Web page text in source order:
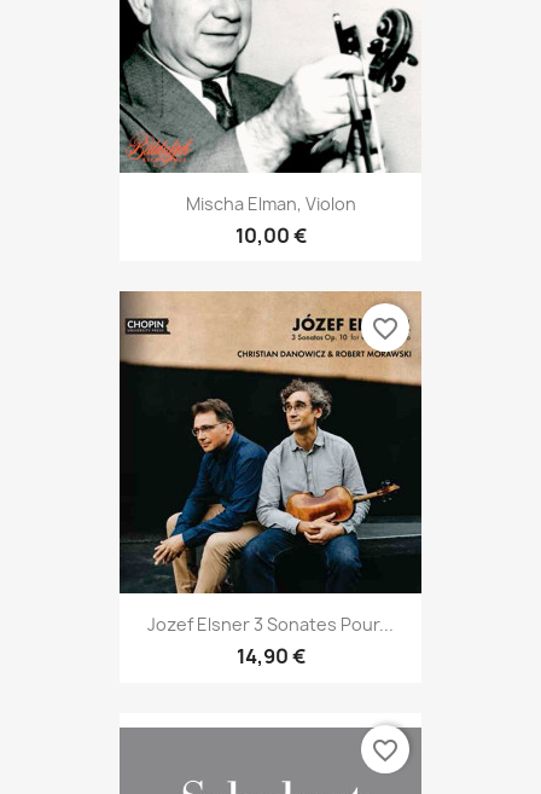
Mischa Elman, Violon
10,00 €
Jozef Elsner 3 Sonates Pour...
14,90 €
favorite_border
favorite_border